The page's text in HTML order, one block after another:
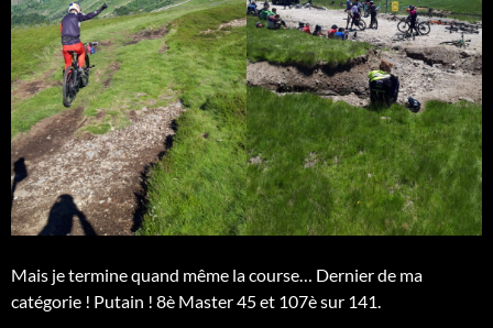
Mais je termine quand même la course… Dernier de ma
catégorie ! Putain ! 8è Master 45 et 107è sur 141.